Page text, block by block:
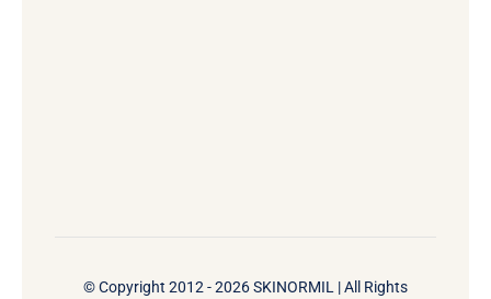
© Copyright 2012 - 2026 SKINORMIL | All Rights